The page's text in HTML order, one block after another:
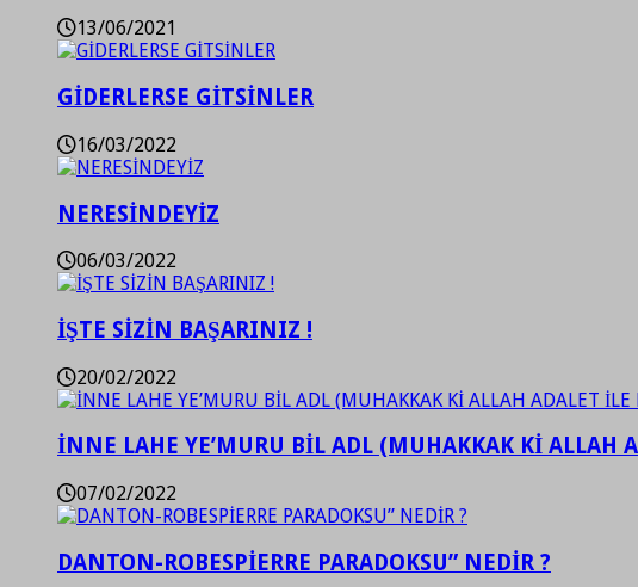
13/06/2021
GİDERLERSE GİTSİNLER
16/03/2022
NERESİNDEYİZ
06/03/2022
İŞTE SİZİN BAŞARINIZ !
20/02/2022
İNNE LAHE YE’MURU BİL ADL (MUHAKKAK Kİ ALLAH
07/02/2022
DANTON-ROBESPİERRE PARADOKSU” NEDİR ?